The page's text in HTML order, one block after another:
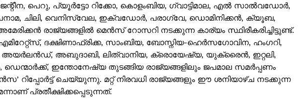
പെറു, പ്യൂർട്ടോ റിക്കോ, കൊളംബിയ, ഗ്വാട്ടിമാല, എൽ സാൽവഡോർ,
പനാമ, ചിലി, വെനിസ്വേല, ഇക്വഡോർ, പരാഗ്വേ, ഡൊമിനിക്കൻ, ക്യൂബ,
രാജ്യങ്ങളില്‍ മെന്‍സ് റോസറി നടക്കുന്ന കാര്യം സ്ഥിരീകരിച്ചിട്ടുണ്ട്.
ദക്ഷിണാഫ്രിക്ക, സാംബിയ, ബോസ്നിയ-ഹെർസഗോവിന, ഹംഗറി,
അബുദാബി, ലിത്വാനിയ, ക്രൊയേഷ്യ, യുക്രൈൻ, ഇറ്റലി,
ഇന്തോനേഷ്യ തുടങ്ങിയ രാജ്യങ്ങളിലും ജപമാല സമര്‍പ്പണം
റിപ്പോര്‍ട്ട് ചെയ്യുന്നു. മറ്റ് നിരവധി രാജ്യങ്ങളും ഈ ശനിയാഴ്ച നടക്കുന്ന
പ്രതീക്ഷിക്കപ്പെടുന്നത്.